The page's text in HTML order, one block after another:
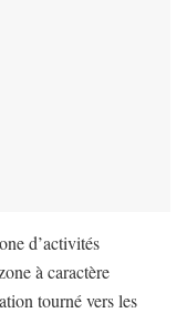
d’activités
à caractère
tourné vers les